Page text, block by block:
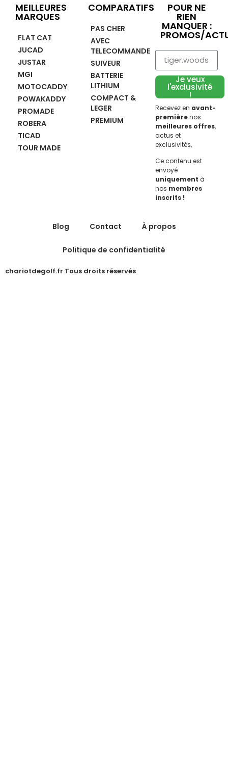
MEILLEURES
MARQUES
FLAT CAT
JUCAD
JUSTAR
MGI
MOTOCADDY
POWAKADDY
PROMADE
ROBERA
TICAD
TOUR MADE
COMPARATIFS
PAS CHER
AVEC
TELECOMMANDE
SUIVEUR
BATTERIE
LITHIUM
COMPACT &
LEGER
PREMIUM
POUR NE
RIEN
MANQUER :
PROMOS/
Je veux
l'exclusivité
!
Recevez en avant-
premièrenos
meilleures offres,
actus et
exclusivités,
Ce contenu est
envoyé
uniquement à
nos membres
inscrits !
chariotdegolf.fr Tous droits réservés
Blog Contact À propos
Politique de confidentialité